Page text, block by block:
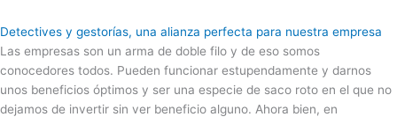
Detectives y gestorías, una alianza perfecta para nuestra empresa
Las empresas son un arma de doble filo y de eso somos
conocedores todos. Pueden funcionar estupendamente y darnos
unos beneficios óptimos y ser una especie de saco roto en el que no
dejamos de invertir sin ver beneficio alguno. Ahora bien, en